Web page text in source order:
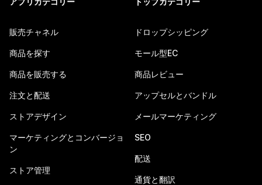
販売チャネル
商品を探す
商品を販売する
注文と配送
ストアデザイン
マーケティングとコンバージョ
ン
ストア管理
ドロップシッピング
モール型EC
商品レビュー
アップセルとバンドル
メールマーケティング
SEO
配送
通貨と翻訳